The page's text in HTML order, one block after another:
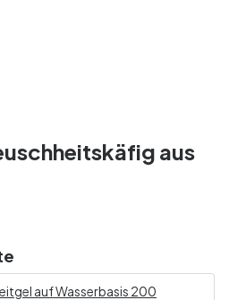
aus
auf Wasserbasis 200